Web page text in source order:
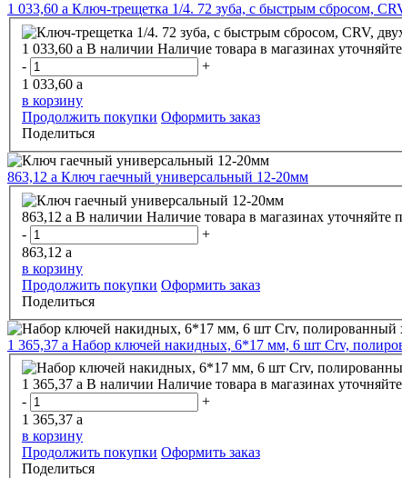
1 033,60 a Ключ-трещетка 1/4. 72 зуба, с быстрым сбросом,
1 033,60 a В наличии Наличие товара в магазинах
-
+
1 033,60 a
в корзину
Продолжить покупки Оформить заказ
Поделиться
863,12 a Ключ гаечный универсальный 12-20мм
863,12 a В наличии Наличие товара в магазинах уточняйте
-
+
863,12 a
в корзину
Продолжить покупки Оформить заказ
Поделиться
1 365,37 a Набор ключей накидных, 6*17 мм, 6 шт Crv,
1 365,37 a В наличии Наличие товара в магазинах
-
+
1 365,37 a
в корзину
Продолжить покупки Оформить заказ
Поделиться